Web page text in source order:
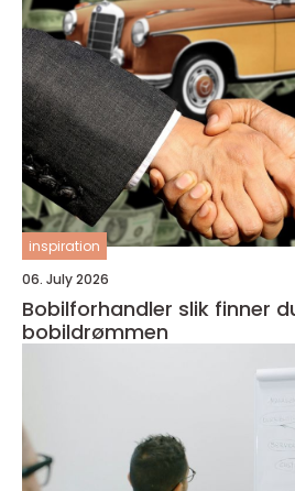
inspiration
06. July 2026
Bobilforhandler slik finner du riktig partner for
bobildrømmen